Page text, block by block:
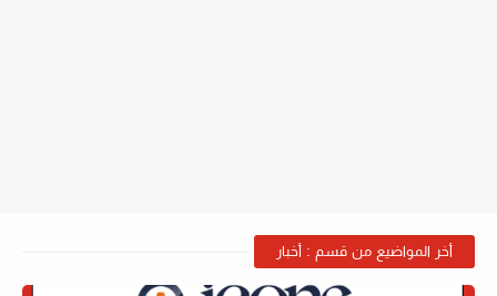
أخر المواضيع من قسم : أخبار